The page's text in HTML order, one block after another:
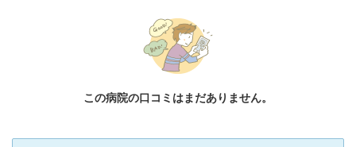
この病院の口コミはまだありません。